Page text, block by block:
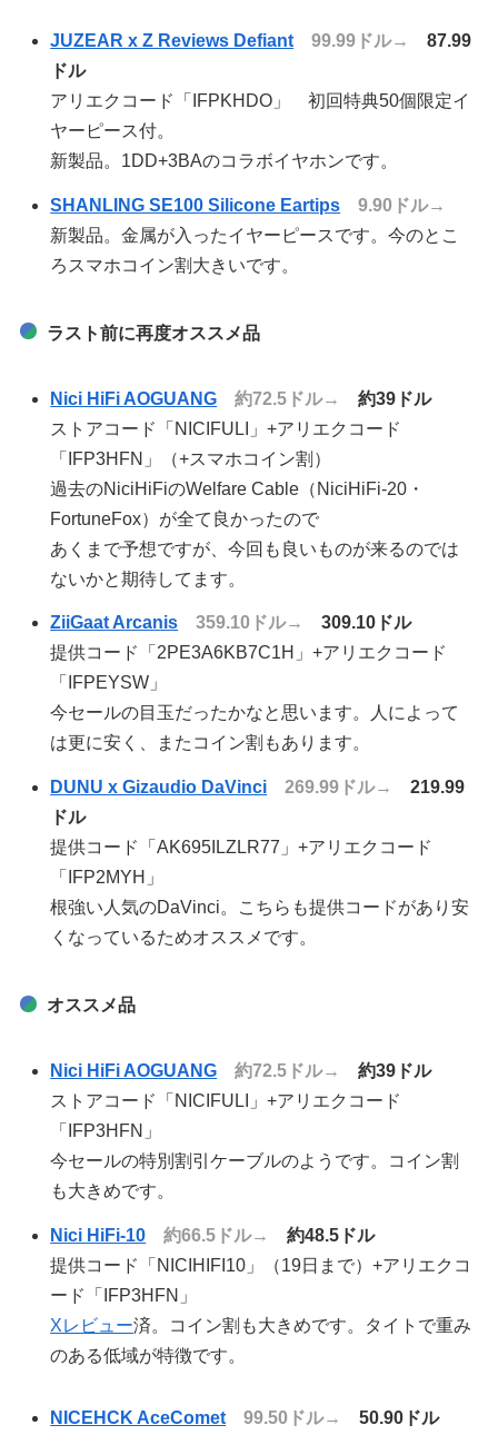
JUZEAR x Z Reviews Defiant 99.99ドル→
87.99
ドル
アリエクコード「IFPKHDO」 初回特典50個限定イ
ヤーピース付。
新製品。1DD+3BAのコラボイヤホンです。
SHANLING SE100 Silicone Eartips
9.90ドル→
新製品。金属が入ったイヤーピースです。今のとこ
ろスマホコイン割大きいです。
ラスト前に再度オススメ品
Nici HiFi AOGUANG 約72.5ドル→
約39ドル
ストアコード「NICIFULI」+アリエクコード
「IFP3HFN」（+スマホコイン割）
過去のNiciHiFiのWelfare Cable（NiciHiFi-20・
FortuneFox）が全て良かったので
あくまで予想ですが、今回も良いものが来るのでは
ないかと期待してます。
ZiiGaat Arcanis 359.10ドル→
309.10ドル
提供コード「2PE3A6KB7C1H」+アリエクコード
「IFPEYSW」
今セールの目玉だったかなと思います。人によって
は更に安く、またコイン割もあります。
DUNU x Gizaudio DaVinci 269.99ドル→
219.99
ドル
提供コード「AK695ILZLR77」+アリエクコード
「IFP2MYH」
根強い人気のDaVinci。こちらも提供コードがあり安
くなっているためオススメです。
オススメ品
Nici HiFi AOGUANG 約72.5ドル→
約39ドル
ストアコード「NICIFULI」+アリエクコード
「IFP3HFN」
今セールの特別割引ケーブルのようです。コイン割
も大きめです。
Nici HiFi-10 約66.5ドル→
約48.5ドル
提供コード「NICIHIFI10」（19日まで）+アリエクコ
ード「IFP3HFN」
Xレビュー済。コイン割も大きめです。タイトで重み
のある低域が特徴です。
NICEHCK AceComet 99.50ドル→ 50.90ドル